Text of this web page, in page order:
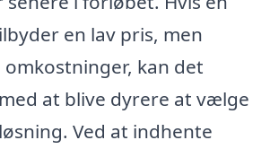
en lav pris, men
kan det
at blive dyrere at vælge
Ved at indhente